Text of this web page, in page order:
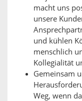
macht uns
unsere
und kühlen
menschlich
Kollegialität
Gemeinsam
Weg, wenn